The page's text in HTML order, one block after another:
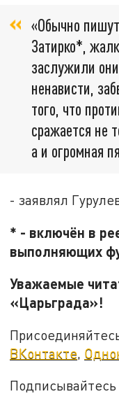
«Обычно
Затирко*,
заслужили
ненависти,
того, что
сражается не
а и огромная
- заявлял
* - включён в
выполняющих
Уважаемые
ВКонтакте,